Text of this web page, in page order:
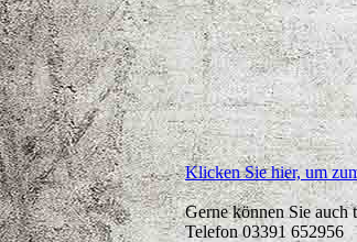
Klicken Sie hier, um
Gerne können Sie auch
Telefon 03391 652956